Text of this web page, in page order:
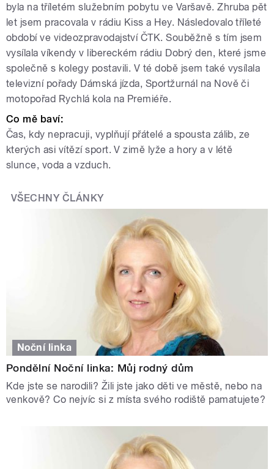
byla na tříletém služebním pobytu ve Varšavě. Zhruba pět
let jsem pracovala v rádiu Kiss a Hey. Následovalo tříleté
období ve videozpravodajství ČTK. Souběžně s tím jsem
vysílala víkendy v libereckém rádiu Dobrý den, které jsme
společně s kolegy postavili. V té době jsem také vysílala
televizní pořady Dámská jízda, Sportžurnál na Nově či
motopořad Rychlá kola na Premiéře.
Co mě baví:
Čas, kdy nepracuji, vyplňují přátelé a spousta zálib, ze
kterých asi vítězí sport. V zimě lyže a hory a v létě
slunce, voda a vzduch.
VŠECHNY ČLÁNKY
Noční linka
Pondělní Noční linka: Můj rodný dům
Kde jste se narodili? Žili jste jako děti ve městě, nebo na
venkově? Co nejvíc si z místa svého rodiště pamatujete?